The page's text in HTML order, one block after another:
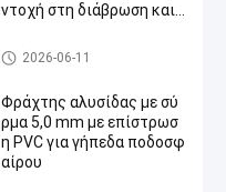
ντοχή στη διάβρωση και
Φράχτης αλυσίδας
2026-06-11
Φράχτης αλυσίδας με σύ
ρμα 5,0 mm με επίστρωσ
η PVC για γήπεδα ποδοσφ
αίρου